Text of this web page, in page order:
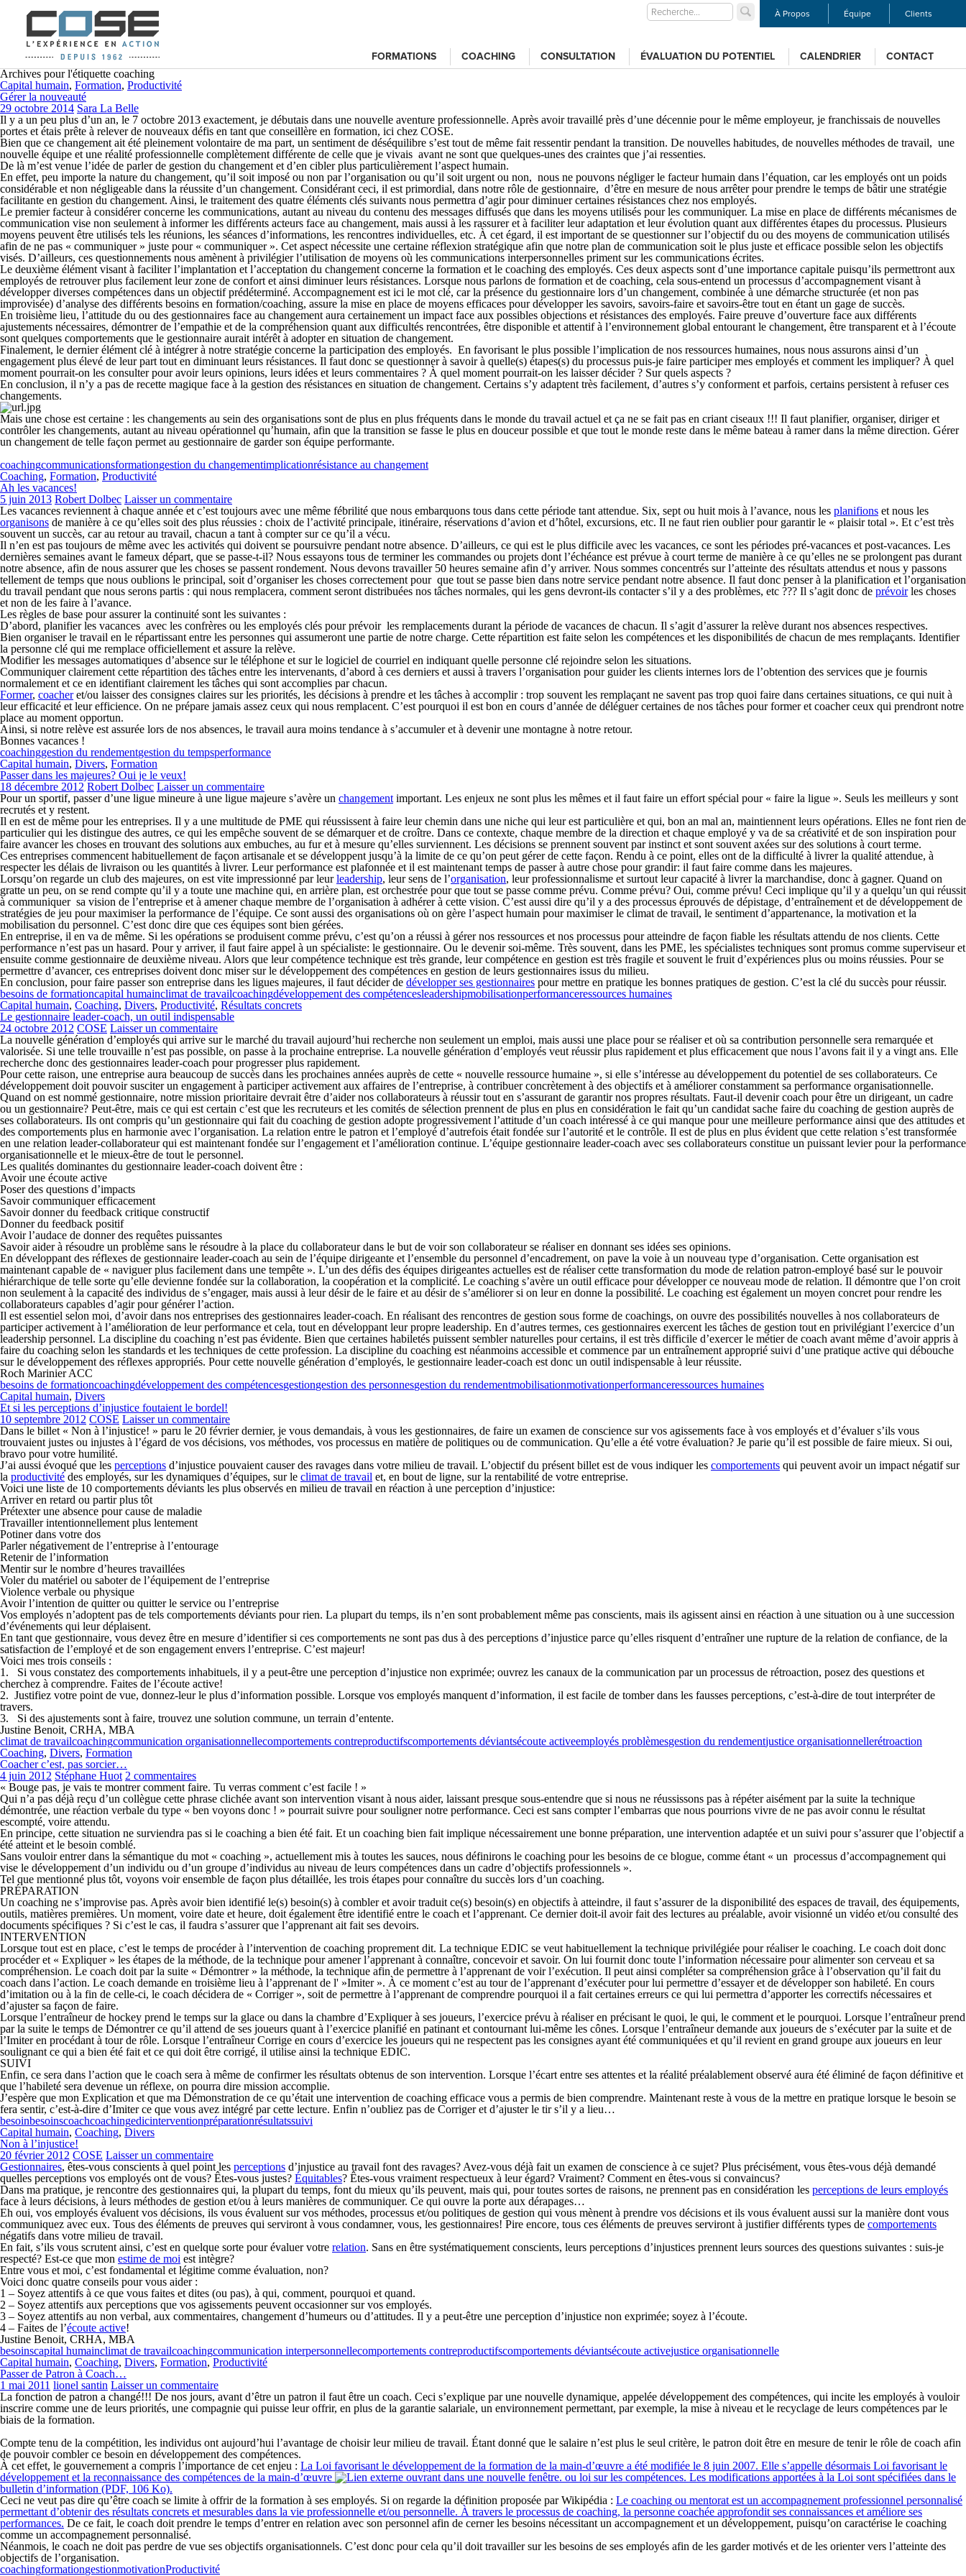
À Propos Équipe Clients
FORMATIONS COACHING CONSULTATION ÉVALUATION DU POTENTIEL CALENDRIER
CONTACT
Archives pour l'étiquette coaching
Capital humain, Formation, Productivité
Gérer la nouveauté
29 octobre 2014 Sara La Belle
Il y a un peu plus d’un an, le 7 octobre 2013 exactement, je débutais dans une nouvelle aventure professionnelle. Après avoir travaillé près d’une décennie pour le même employeur, je franchissais de nouvelles
portes et étais prête à relever de nouveaux défis en tant que conseillère en formation, ici chez COSE.
Bien que ce changement ait été pleinement volontaire de ma part, un sentiment de déséquilibre s’est tout de même fait ressentir pendant la transition. De nouvelles habitudes, de nouvelles méthodes de travail, une
nouvelle équipe et une réalité professionnelle complètement différente de celle que je vivais avant ne sont que quelques-unes des craintes que j’ai ressenties.
De là m’est venue l’idée de parler de gestion du changement et d’en cibler plus particulièrement l’aspect humain.
En effet, peu importe la nature du changement, qu’il soit imposé ou non par l’organisation ou qu’il soit urgent ou non, nous ne pouvons négliger le facteur humain dans l’équation, car les employés ont un poids
considérable et non négligeable dans la réussite d’un changement. Considérant ceci, il est primordial, dans notre rôle de gestionnaire, d’être en mesure de nous arrêter pour prendre le temps de bâtir une stratégie
facilitante en gestion du changement. Ainsi, le traitement des quatre éléments clés suivants nous permettra d’agir pour diminuer certaines résistances chez nos employés.
Le premier facteur à considérer concerne les communications, autant au niveau du contenu des messages diffusés que dans les moyens utilisés pour les communiquer. La mise en place de différents mécanismes de
communication vise non seulement à informer les différents acteurs face au changement, mais aussi à les rassurer et à faciliter leur adaptation et leur évolution quant aux différentes étapes du processus. Plusieurs
moyens peuvent être utilisés tels les réunions, les séances d’informations, les rencontres individuelles, etc. À cet égard, il est important de se questionner sur l’objectif du ou des moyens de communication utilisés
afin de ne pas « communiquer » juste pour « communiquer ». Cet aspect nécessite une certaine réflexion stratégique afin que notre plan de communication soit le plus juste et efficace possible selon les objectifs
visés. D’ailleurs, ces questionnements nous amènent à privilégier l’utilisation de moyens où les communications interpersonnelles priment sur les communications écrites.
Le deuxième élément visant à faciliter l’implantation et l’acceptation du changement concerne la formation et le coaching des employés. Ces deux aspects sont d’une importance capitale puisqu’ils permettront aux
employés de retrouver plus facilement leur zone de confort et ainsi diminuer leurs résistances. Lorsque nous parlons de formation et de coaching, cela sous-entend un processus d’accompagnement visant à
développer diverses compétences dans un objectif prédéterminé. Accompagnement est ici le mot clé, car la présence du gestionnaire lors d’un changement, combinée à une démarche structurée (et non pas
improvisée) d’analyse des différents besoins en formation/coaching, assure la mise en place de moyens efficaces pour développer les savoirs, savoirs-faire et savoirs-être tout en étant un gage de succès.
En troisième lieu, l’attitude du ou des gestionnaires face au changement aura certainement un impact face aux possibles objections et résistances des employés. Faire preuve d’ouverture face aux différents
ajustements nécessaires, démontrer de l’empathie et de la compréhension quant aux difficultés rencontrées, être disponible et attentif à l’environnement global entourant le changement, être transparent et à l’écoute
sont quelques comportements que le gestionnaire aurait intérêt à adopter en situation de changement.
Finalement, le dernier élément clé à intégrer à notre stratégie concerne la participation des employés. En favorisant le plus possible l’implication de nos ressources humaines, nous nous assurons ainsi d’un
engagement plus élevé de leur part tout en diminuant leurs résistances. Il faut donc se questionner à savoir à quelle(s) étapes(s) du processus puis-je faire participer mes employés et comment les impliquer? À quel
moment pourrait-on les consulter pour avoir leurs opinions, leurs idées et leurs commentaires ? À quel moment pourrait-on les laisser décider ? Sur quels aspects ?
En conclusion, il n’y a pas de recette magique face à la gestion des résistances en situation de changement. Certains s’y adaptent très facilement, d’autres s’y conforment et parfois, certains persistent à refuser ces
changements.
Mais une chose est certaine : les changements au sein des organisations sont de plus en plus fréquents dans le monde du travail actuel et ça ne se fait pas en criant ciseaux !!! Il faut planifier, organiser, diriger et
contrôler les changements, autant au niveau opérationnel qu’humain, afin que la transition se fasse le plus en douceur possible et que tout le monde reste dans le même bateau à ramer dans la même direction. Gérer
un changement de telle façon permet au gestionnaire de garder son équipe performante.
coachingcommunicationsformationgestion du changementimplicationrésistance au changement
Coaching, Formation, Productivité
Ah les vacances!
5 juin 2013 Robert Dolbec Laisser un commentaire
Les vacances reviennent à chaque année et c’est toujours avec une même fébrilité que nous embarquons tous dans cette période tant attendue. Six, sept ou huit mois à l’avance, nous les planifions et nous les
organisons de manière à ce qu’elles soit des plus réussies : choix de l’activité principale, itinéraire, réservations d’avion et d’hôtel, excursions, etc. Il ne faut rien oublier pour garantir le « plaisir total ». Et c’est très
souvent un succès, car au retour au travail, chacun a tant à compter sur ce qu’il a vécu.
Il n’en est pas toujours de même avec les activités qui doivent se poursuivre pendant notre absence. D’ailleurs, ce qui est le plus difficile avec les vacances, ce sont les périodes pré-vacances et post-vacances. Les
dernières semaines avant le fameux départ, que se passe-t-il? Nous essayons tous de terminer les commandes ou projets dont l’échéance est prévue à court terme de manière à ce qu’elles ne se prolongent pas durant
notre absence, afin de nous assurer que les choses se passent rondement. Nous devons travailler 50 heures semaine afin d’y arriver. Nous sommes concentrés sur l’atteinte des résultats attendus et nous y passons
tellement de temps que nous oublions le principal, soit d’organiser les choses correctement pour que tout se passe bien dans notre service pendant notre absence. Il faut donc penser à la planification et l’organisation
du travail pendant que nous serons partis : qui nous remplacera, comment seront distribuées nos tâches normales, qui les gens devront-ils contacter s’il y a des problèmes, etc ??? Il s’agit donc de prévoirles choses
et non de les faire à l’avance.
Les règles de base pour assurer la continuité sont les suivantes :
D’abord, planifier les vacances avec les confrères ou les employés clés pour prévoir les remplacements durant la période de vacances de chacun. Il s’agit d’assurer la relève durant nos absences respectives.
Bien organiser le travail en le répartissant entre les personnes qui assumeront une partie de notre charge. Cette répartition est faite selon les compétences et les disponibilités de chacun de mes remplaçants. Identifier
la personne clé qui me remplace officiellement et assure la relève.
Modifier les messages automatiques d’absence sur le téléphone et sur le logiciel de courriel en indiquant quelle personne clé rejoindre selon les situations.
Communiquer clairement cette répartition des tâches entre les intervenants, d’abord à ces derniers et aussi à travers l’organisation pour guider les clients internes lors de l’obtention des services que je fournis
normalement et ce en identifiant clairement les tâches qui sont accomplies par chacun.
Former, coacheret/ou laisser des consignes claires sur les priorités, les décisions à prendre et les tâches à accomplir : trop souvent les remplaçant ne savent pas trop quoi faire dans certaines situations, ce qui nuit à
leur efficacité et leur efficience. On ne prépare jamais assez ceux qui nous remplacent. C’est pourquoi il est bon en cours d’année de déléguer certaines de nos tâches pour former et coacher ceux qui prendront notre
place au moment opportun.
Ainsi, si notre relève est assurée lors de nos absences, le travail aura moins tendance à s’accumuler et à devenir une montagne à notre retour.
Bonnes vacances !
coachinggestion du rendementgestion du tempsperformance
Capital humain, Divers, Formation
Passer dans les majeures? Oui je le veux!
18 décembre 2012 Robert Dolbec Laisser un commentaire
Pour un sportif, passer d’une ligue mineure à une ligue majeure s’avère un changement important. Les enjeux ne sont plus les mêmes et il faut faire un effort spécial pour « faire la ligue ». Seuls les meilleurs y sont
recrutés et y restent.
Il en est de même pour les entreprises. Il y a une multitude de PME qui réussissent à faire leur chemin dans une niche qui leur est particulière et qui, bon an mal an, maintiennent leurs opérations. Elles ne font rien de
particulier qui les distingue des autres, ce qui les empêche souvent de se démarquer et de croître. Dans ce contexte, chaque membre de la direction et chaque employé y va de sa créativité et de son inspiration pour
faire avancer les choses en trouvant des solutions aux embuches, au fur et à mesure qu’elles surviennent. Les décisions se prennent souvent par instinct et sont souvent axées sur des solutions à court terme.
Ces entreprises commencent habituellement de façon artisanale et se développent jusqu’à la limite de ce qu’on peut gérer de cette façon. Rendu à ce point, elles ont de la difficulté à livrer la qualité attendue, à
respecter les délais de livraison ou les quantités à livrer. Leur performance est plafonnée et il est maintenant temps de passer à autre chose pour grandir: il faut faire comme dans les majeures.
Lorsqu’on regarde un club des majeures, on est vite impressionné par leurleadership, leur sens de l’organisation, leur professionnalisme et surtout leur capacité à livrer la marchandise, donc à gagner. Quand on
gratte un peu, on se rend compte qu’il y a toute une machine qui, en arrière plan, est orchestrée pour que tout se passe comme prévu. Comme prévu? Oui, comme prévu! Ceci implique qu’il y a quelqu’un qui réussit
à communiquer sa vision de l’entreprise et à amener chaque membre de l’organisation à adhérer à cette vision. C’est aussi dire qu’il y a des processus éprouvés de dépistage, d’entraînement et de développement de
stratégies de jeu pour maximiser la performance de l’équipe. Ce sont aussi des organisations où on gère l’aspect humain pour maximiser le climat de travail, le sentiment d’appartenance, la motivation et la
mobilisation du personnel. C’est donc dire que ces équipes sont bien gérées.
En entreprise, il en va de même. Si les opérations se produisent comme prévu, c’est qu’on a réussi à gérer nos ressources et nos processus pour atteindre de façon fiable les résultats attendu de nos clients. Cette
performance n’est pas un hasard. Pour y arriver, il faut faire appel à un spécialiste: le gestionnaire. Ou le devenir soi-même. Très souvent, dans les PME, les spécialistes techniques sont promus comme superviseur et
ensuite comme gestionnaire de deuxième niveau. Alors que leur compétence technique est très grande, leur compétence en gestion est très fragile et souvent le fruit d’expériences plus ou moins réussies. Pour se
permettre d’avancer, ces entreprises doivent donc miser sur le développement des compétences en gestion de leurs gestionnaires issus du milieu.
En conclusion, pour faire passer son entreprise dans les ligues majeures, il faut décider de développer ses gestionnaires pour mettre en pratique les bonnes pratiques de gestion. C’est la clé du succès pour réussir.
besoins de formationcapital humainclimat de travailcoachingdéveloppement des compétencesleadershipmobilisationperformanceressources humaines
Capital humain, Coaching, Divers, Productivité, Résultats concrets
Le gestionnaire leader-coach, un outil indispensable
24 octobre 2012 COSE Laisser un commentaire
La nouvelle génération d’employés qui arrive sur le marché du travail aujourd’hui recherche non seulement un emploi, mais aussi une place pour se réaliser et où sa contribution personnelle sera remarquée et
valorisée. Si une telle trouvaille n’est pas possible, on passe à la prochaine entreprise. La nouvelle génération d’employés veut réussir plus rapidement et plus efficacement que nous l’avons fait il y a vingt ans. Elle
recherche donc des gestionnaires leader-coach pour progresser plus rapidement.
Pour cette raison, une entreprise aura beaucoup de succès dans les prochaines années auprès de cette « nouvelle ressource humaine », si elle s’intéresse au développement du potentiel de ses collaborateurs. Ce
développement doit pouvoir susciter un engagement à participer activement aux affaires de l’entreprise, à contribuer concrètement à des objectifs et à améliorer constamment sa performance organisationnelle.
Quand on est nommé gestionnaire, notre mission prioritaire devrait être d’aider nos collaborateurs à réussir tout en s’assurant de garantir nos propres résultats. Faut-il devenir coach pour être un dirigeant, un cadre
ou un gestionnaire? Peut-être, mais ce qui est certain c’est que les recruteurs et les comités de sélection prennent de plus en plus en considération le fait qu’un candidat sache faire du coaching de gestion auprès de
ses collaborateurs. Ils ont compris qu’un gestionnaire qui fait du coaching de gestion adopte progressivement l’attitude d’un coach intéressé à ce qui manque pour une meilleure performance ainsi que des attitudes et
des comportements plus en harmonie avec l’organisation. La relation entre le patron et l’employé d’autrefois était fondée sur l’autorité et le contrôle. Il est de plus en plus évident que cette relation s’est transformée
en une relation leader-collaborateur qui est maintenant fondée sur l’engagement et l’amélioration continue. L’équipe gestionnaire leader-coach avec ses collaborateurs constitue un puissant levier pour la performance
organisationnelle et le mieux-être de tout le personnel.
Les qualités dominantes du gestionnaire leader-coach doivent être :
Avoir une écoute active
Poser des questions d’impacts
Savoir communiquer efficacement
Savoir donner du feedback critique constructif
Donner du feedback positif
Avoir l’audace de donner des requêtes puissantes
Savoir aider à résoudre un problème sans le résoudre à la place du collaborateur dans le but de voir son collaborateur se réaliser en donnant ses idées ses opinions.
En développant des réflexes de gestionnaire leader-coach au sein de l’équipe dirigeante et l’ensemble du personnel d’encadrement, on pave la voie à un nouveau type d’organisation. Cette organisation est
maintenant capable de « naviguer plus facilement dans une tempête ». L’un des défis des équipes dirigeantes actuelles est de réaliser cette transformation du mode de relation patron-employé basé sur le pouvoir
hiérarchique de telle sorte qu’elle devienne fondée sur la collaboration, la coopération et la complicité. Le coaching s’avère un outil efficace pour développer ce nouveau mode de relation. Il démontre que l’on croit
non seulement à la capacité des individus de s’engager, mais aussi à leur désir de le faire et au désir de s’améliorer si on leur en donne la possibilité. Le coaching est également un moyen concret pour rendre les
collaborateurs capables d’agir pour générer l’action.
Il est essentiel selon moi, d’avoir dans nos entreprises des gestionnaires leader-coach. En réalisant des rencontres de gestion sous forme de coachings, on ouvre des possibilités nouvelles à nos collaborateurs de
participer activement à l’amélioration de leur performance et cela, tout en développant leur propre leadership. En d’autres termes, ces gestionnaires exercent les tâches de gestion tout en privilégiant l’exercice d’un
leadership personnel. La discipline du coaching n’est pas évidente. Bien que certaines habiletés puissent sembler naturelles pour certains, il est très difficile d’exercer le métier de coach avant même d’avoir appris à
faire du coaching selon les standards et les techniques de cette profession. La discipline du coaching est néanmoins accessible et commence par un entraînement approprié suivi d’une pratique active qui débouche
sur le développement des réflexes appropriés. Pour cette nouvelle génération d’employés, le gestionnaire leader-coach est donc un outil indispensable à leur réussite.
Roch Marinier ACC
besoins de formationcoachingdéveloppement des compétencesgestiongestion des personnesgestion du rendementmobilisationmotivationperformanceressources humaines
Capital humain, Divers
Et si les perceptions d’injustice foutaient le bordel!
10 septembre 2012 COSE Laisser un commentaire
Dans le billet « Non à l’injustice! » paru le 20 février dernier, je vous demandais, à vous les gestionnaires, de faire un examen de conscience sur vos agissements face à vos employés et d’évaluer s’ils vous
trouvaient justes ou injustes à l’égard de vos décisions, vos méthodes, vos processus en matière de politiques ou de communication. Qu’elle a été votre évaluation? Je parie qu’il est possible de faire mieux. Si oui,
bravo pour votre humilité.
J’ai aussi évoqué que les perceptions d’injustice pouvaient causer des ravages dans votre milieu de travail. L’objectif du présent billet est de vous indiquer les comportements qui peuvent avoir un impact négatif sur
la productivité des employés, sur les dynamiques d’équipes, sur le climat de travail et, en bout de ligne, sur la rentabilité de votre entreprise.
Voici une liste de 10 comportements déviants les plus observés en milieu de travail en réaction à une perception d’injustice:
Arriver en retard ou partir plus tôt
Prétexter une absence pour cause de maladie
Travailler intentionnellement plus lentement
Potiner dans votre dos
Parler négativement de l’entreprise à l’entourage
Retenir de l’information
Mentir sur le nombre d’heures travaillées
Voler du matériel ou saboter de l’équipement de l’entreprise
Violence verbale ou physique
Avoir l’intention de quitter ou quitter le service ou l’entreprise
Vos employés n’adoptent pas de tels comportements déviants pour rien. La plupart du temps, ils n’en sont probablement même pas conscients, mais ils agissent ainsi en réaction à une situation ou à une succession
d’événements qui leur déplaisent.
En tant que gestionnaire, vous devez être en mesure d’identifier si ces comportements ne sont pas dus à des perceptions d’injustice parce qu’elles risquent d’entraîner une rupture de la relation de confiance, de la
satisfaction de l’employé et de son engagement envers l’entreprise. C’est majeur!
Voici mes trois conseils :
1. Si vous constatez des comportements inhabituels, il y a peut-être une perception d’injustice non exprimée; ouvrez les canaux de la communication par un processus de rétroaction, posez des questions et
cherchez à comprendre. Faites de l’écoute active!
2. Justifiez votre point de vue, donnez-leur le plus d’information possible. Lorsque vos employés manquent d’information, il est facile de tomber dans les fausses perceptions, c’est-à-dire de tout interpréter de
travers.
3. Si des ajustements sont à faire, trouvez une solution commune, un terrain d’entente.
Justine Benoit, CRHA, MBA
climat de travailcoachingcommunication organisationnellecomportements contreproductifscomportements déviantsécoute activeemployés problèmesgestion du rendementjustice organisationnellerétroaction
Coaching, Divers, Formation
Coacher c’est, pas sorcier…
4 juin 2012 Stéphane Huot 2 commentaires
« Bouge pas, je vais te montrer comment faire. Tu verras comment c’est facile ! »
Qui n’a pas déjà reçu d’un collègue cette phrase clichée avant son intervention visant à nous aider, laissant presque sous-entendre que si nous ne réussissons pas à répéter aisément par la suite la technique
démontrée, une réaction verbale du type « ben voyons donc ! » pourrait suivre pour souligner notre performance. Ceci est sans compter l’embarras que nous pourrions vivre de ne pas avoir connu le résultat
escompté, voire attendu.
En principe, cette situation ne surviendra pas si le coaching a bien été fait. Et un coaching bien fait implique nécessairement une bonne préparation, une intervention adaptée et un suivi pour s’assurer que l’objectif a
été atteint et le besoin comblé.
Sans vouloir entrer dans la sémantique du mot « coaching », actuellement mis à toutes les sauces, nous définirons le coaching pour les besoins de ce blogue, comme étant « un processus d’accompagnement qui
vise le développement d’un individu ou d’un groupe d’individus au niveau de leurs compétences dans un cadre d’objectifs professionnels ».
Tel que mentionné plus tôt, voyons voir ensemble de façon plus détaillée, les trois étapes pour connaître du succès lors d’un coaching.
PRÉPARATION
Un coaching ne s’improvise pas. Après avoir bien identifié le(s) besoin(s) à combler et avoir traduit ce(s) besoin(s) en objectifs à atteindre, il faut s’assurer de la disponibilité des espaces de travail, des équipements,
outils, matières premières. Un moment, voire date et heure, doit également être identifié entre le coach et l’apprenant. Ce dernier doit-il avoir fait des lectures au préalable, avoir visionné un vidéo et/ou consulté des
documents spécifiques ? Si c’est le cas, il faudra s’assurer que l’apprenant ait fait ses devoirs.
INTERVENTION
Lorsque tout est en place, c’est le temps de procéder à l’intervention de coaching proprement dit. La technique EDIC se veut habituellement la technique privilégiée pour réaliser le coaching. Le coach doit donc
procéder et « Expliquer » les étapes de la méthode, de la technique pour amener l’apprenant à connaître, concevoir et savoir. On lui fournit donc toute l’information nécessaire pour alimenter son cerveau et sa
compréhension. Le coach doit par la suite « Démontrer » la méthode, la technique afin de permettre à l’apprenant de voir l’exécution. Il peut ainsi compléter sa compréhension grâce à l’observation qu’il fait du
coach dans l’action. Le coach demande en troisième lieu à l’apprenant de l' »Imiter ». À ce moment c’est au tour de l’apprenant d’exécuter pour lui permettre d’essayer et de développer son habileté. En cours
d’imitation ou à la fin de celle-ci, le coach décidera de « Corriger », soit de permettre à l’apprenant de comprendre pourquoi il a fait certaines erreurs ce qui lui permettra d’apporter les correctifs nécessaires et
d’ajuster sa façon de faire.
Lorsque l’entraîneur de hockey prend le temps sur la glace ou dans la chambre d’Expliquerà ses joueurs, l’exercice prévu à réaliser en précisant le quoi, le qui, le comment et le pourquoi. Lorsque l’entraîneur prend
par la suite le temps de Démontrerce qu’il attend de ses joueurs quant à l’exercice planifié en patinant et contournant lui-même les cônes. Lorsque l’entraîneur demande aux joueurs de s’exécuter par la suite et de
l’Imiteren procédant à tour de rôle. Lorsque l’entraîneurCorrige en cours d’exercice les joueurs qui ne respectent pas les consignes ayant été communiquées et qu’il revient en grand groupe aux joueurs en leur
soulignant ce qui a bien été fait et ce qui doit être corrigé, il utilise ainsi la technique EDIC.
SUIVI
Enfin, ce sera dans l’action que le coach sera à même de confirmer les résultats obtenus de son intervention. Lorsque l’écart entre ses attentes et la réalité préalablement observé aura été éliminé de façon définitive et
que l’habileté sera devenue un réflexe, on pourra dire mission accomplie.
J’espère que mon Explication et que ma Démonstration de ce qu’était une intervention de coaching efficace vous a permis de bien comprendre. Maintenant reste à vous de la mettre en pratique lorsque le besoin se
fera sentir, c’est-à-dire d’Imiterce que vous avez intégré par cette lecture. Enfin n’oubliez pas de Corrigeret d’ajuster le tir s’il y a lieu…
besoinbesoinscoachcoachingedicinterventionpréparationrésultatssuivi
Capital humain, Coaching, Divers
Non à l’injustice!
20 février 2012 COSE Laisser un commentaire
Gestionnaires, êtes-vous conscients à quel point les perceptions d’injustice au travail font des ravages? Avez-vous déjà fait un examen de conscience à ce sujet? Plus précisément, vous êtes-vous déjà demandé
quelles perceptions vos employés ont de vous? Êtes-vous justes? Équitables? Êtes-vous vraiment respectueux à leur égard? Vraiment? Comment en êtes-vous si convaincus?
Dans ma pratique, je rencontre des gestionnaires qui, la plupart du temps, font du mieux qu’ils peuvent, mais qui, pour toutes sortes de raisons, ne prennent pas en considération les perceptions de leurs employés
face à leurs décisions, à leurs méthodes de gestion et/ou à leurs manières de communiquer. Ce qui ouvre la porte aux dérapages…
Eh oui, vos employés évaluent vos décisions, ils vous évaluent sur vos méthodes, processus et/ou politiques de gestion qui vous mènent à prendre vos décisions et ils vous évaluent aussi sur la manière dont vous
communiquez avec eux. Tous des éléments de preuves qui serviront à vous condamner, vous, les gestionnaires! Pire encore, tous ces éléments de preuves serviront à justifier différents types de comportements
négatifs dans votre milieu de travail.
En fait, s’ils vous scrutent ainsi, c’est en quelque sorte pour évaluer votre relation. Sans en être systématiquement conscients, leurs perceptions d’injustices prennent leurs sources des questions suivantes : suis-je
respecté? Est-ce que mon estime de moi est intègre?
Entre vous et moi, c’est fondamental et légitime comme évaluation, non?
Voici donc quatre conseils pour vous aider :
1 – Soyez attentifs à ce que vous faites et dites (ou pas), à qui, comment, pourquoi et quand.
2 – Soyez attentifs aux perceptions que vos agissements peuvent occasionner sur vos employés.
3 – Soyez attentifs au non verbal, aux commentaires, changement d’humeurs ou d’attitudes. Il y a peut-être une perception d’injustice non exprimée; soyez à l’écoute.
4 – Faites de l’écoute active!
Justine Benoit, CRHA, MBA
besoinscapital humainclimat de travailcoachingcommunication interpersonnellecomportements contreproductifscomportements déviantsécoute activejustice organisationnelle
Capital humain, Coaching, Divers, Formation, Productivité
Passer de Patron à Coach…
1 mai 2011 lionel santin Laisser un commentaire
La fonction de patron a changé!!! De nos jours, avant d’être un patron il faut être un coach. Ceci s’explique par une nouvelle dynamique, appelée développement des compétences, qui incite les employés à vouloir
inscrire comme une de leurs priorités, une compagnie qui puisse leur offrir, en plus de la garantie salariale, un environnement permettant, par exemple, la mise à niveau et le recyclage de leurs compétences par le
biais de la formation.
Compte tenu de la compétition, les individus ont aujourd’hui l’avantage de choisir leur milieu de travail. Étant donné que le salaire n’est plus le seul critère, le patron doit être en mesure de tenir le rôle de coach afin
de pouvoir combler ce besoin en développement des compétences.
À cet effet, le gouvernement a compris l’importance de cet enjeu : La Loi favorisant le développement de la formation de la main-d’œuvre a été modifiée le 8 juin 2007. Elle s’appelle désormais Loi favorisant le
développement et la reconnaissance des compétences de la main-d’œuvre
ou loi sur les compétences. Les modifications apportées à la Loi sont spécifiées dans le
bulletin d’information (PDF, 106 Ko).
Ceci ne veut pas dire qu’être coach se limite à offrir de la formation à ses employés. Si on regarde la définition proposée par Wikipédia : Le coaching ou mentorat est un accompagnement professionnel personnalisé
permettant d’obtenir des résultats concrets et mesurables dans la vie professionnelle et/ou personnelle. À travers le processus de coaching, la personne coachée approfondit ses connaissances et améliore ses
performances. De ce fait, le coach doit prendre le temps d’entrer en relation avec son personnel afin de cerner les besoins nécessitant un accompagnement et un développement, puisqu’on caractérise le coaching
comme un accompagnement personnalisé.
Néanmois, le coach ne doit pas perdre de vue ses objectifs organisationnels. C’est donc pour cela qu’il doit travailler sur les besoins de ses employés afin de les garder motivés et de les orienter vers l’atteinte des
objectifs de l’organisation.
coachingformationgestionmotivationProductivité